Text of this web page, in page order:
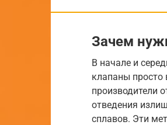
Зачем
В начале и
клапаны просто
производители
отведения
сплавов. Эти